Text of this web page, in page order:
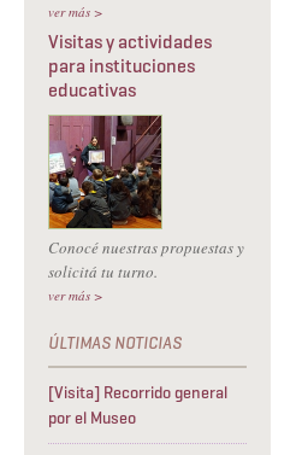
ver más >
Visitas y actividades
para instituciones
educativas
Conocé nuestras propuestas y
solicitá tu turno.
ver más >
[Visita] Recorrido general
por el Museo